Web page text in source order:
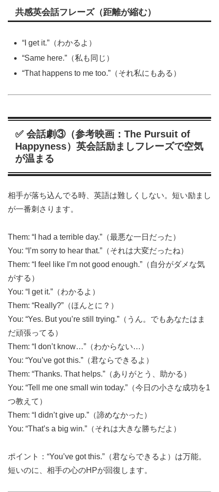
共感英会話フレーズ（距離が縮む）
“I get it.”（わかるよ）
“Same here.”（私も同じ）
“That happens to me too.”（それ私にもある）
✅ 会話劇③（参考映画：The Pursuit of
Happyness）英会話励ましフレーズで空気
が温まる
相手が落ち込んでる時、英語は難しくしない。短い励まし
が一番刺さります。
Them: “I had a terrible day.”（最悪な一日だった）
You: “I’m sorry to hear that.”（それは大変だったね）
Them: “I feel like I’m not good enough.”（自分がダメな気
がする）
You: “I get it.”（わかるよ）
Them: “Really?”（ほんとに？）
You: “Yes. But you’re still trying.”（うん。でもあなたはま
だ頑張ってる）
Them: “I don’t know…”（わからない…）
You: “You’ve got this.”（君ならできるよ）
Them: “Thanks. That helps.”（ありがとう、助かる）
You: “Tell me one small win today.”（今日の小さな成功を1
つ教えて）
Them: “I didn’t give up.”（諦めなかった）
You: “That’s a big win.”（それは大きな勝ちだよ）
ポイント：“You’ve got this.”（君ならできるよ）は万能。
短いのに、相手の心のHPが回復します。